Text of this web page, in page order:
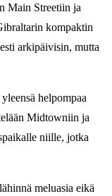
Main Streetiin ja
kompaktin
arkipäivisin, mutta
helpompaa
Midtowniin ja
niille, jotka
meluasia eikä